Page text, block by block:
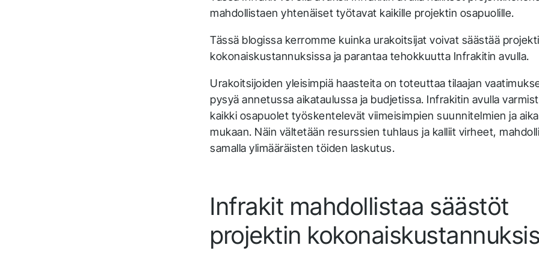
mahdollistaen yhtenäiset työtavat kaikille projektin osapuolille.
Tässä blogissa kerromme kuinka urakoitsijat voivat säästää
kokonaiskustannuksissa ja parantaa tehokkuutta Infrakitin avulla.
Urakoitsijoiden yleisimpiä haasteita on toteuttaa tilaajan
pysyä annetussa aikataulussa ja budjetissa. Infrakitin avulla
kaikki osapuolet työskentelevät viimeisimpien suunnitelmien ja
mukaan. Näin vältetään resurssien tuhlaus ja kalliit virheet,
samalla ylimääräisten töiden laskutus.
Infrakit mahdollistaa säästöt
projektin